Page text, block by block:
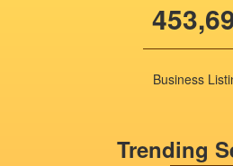
Business
Trending